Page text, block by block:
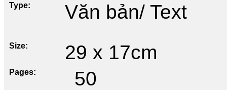
Type Văn bản/ Text
Size 29 x 17cm
Pages 50